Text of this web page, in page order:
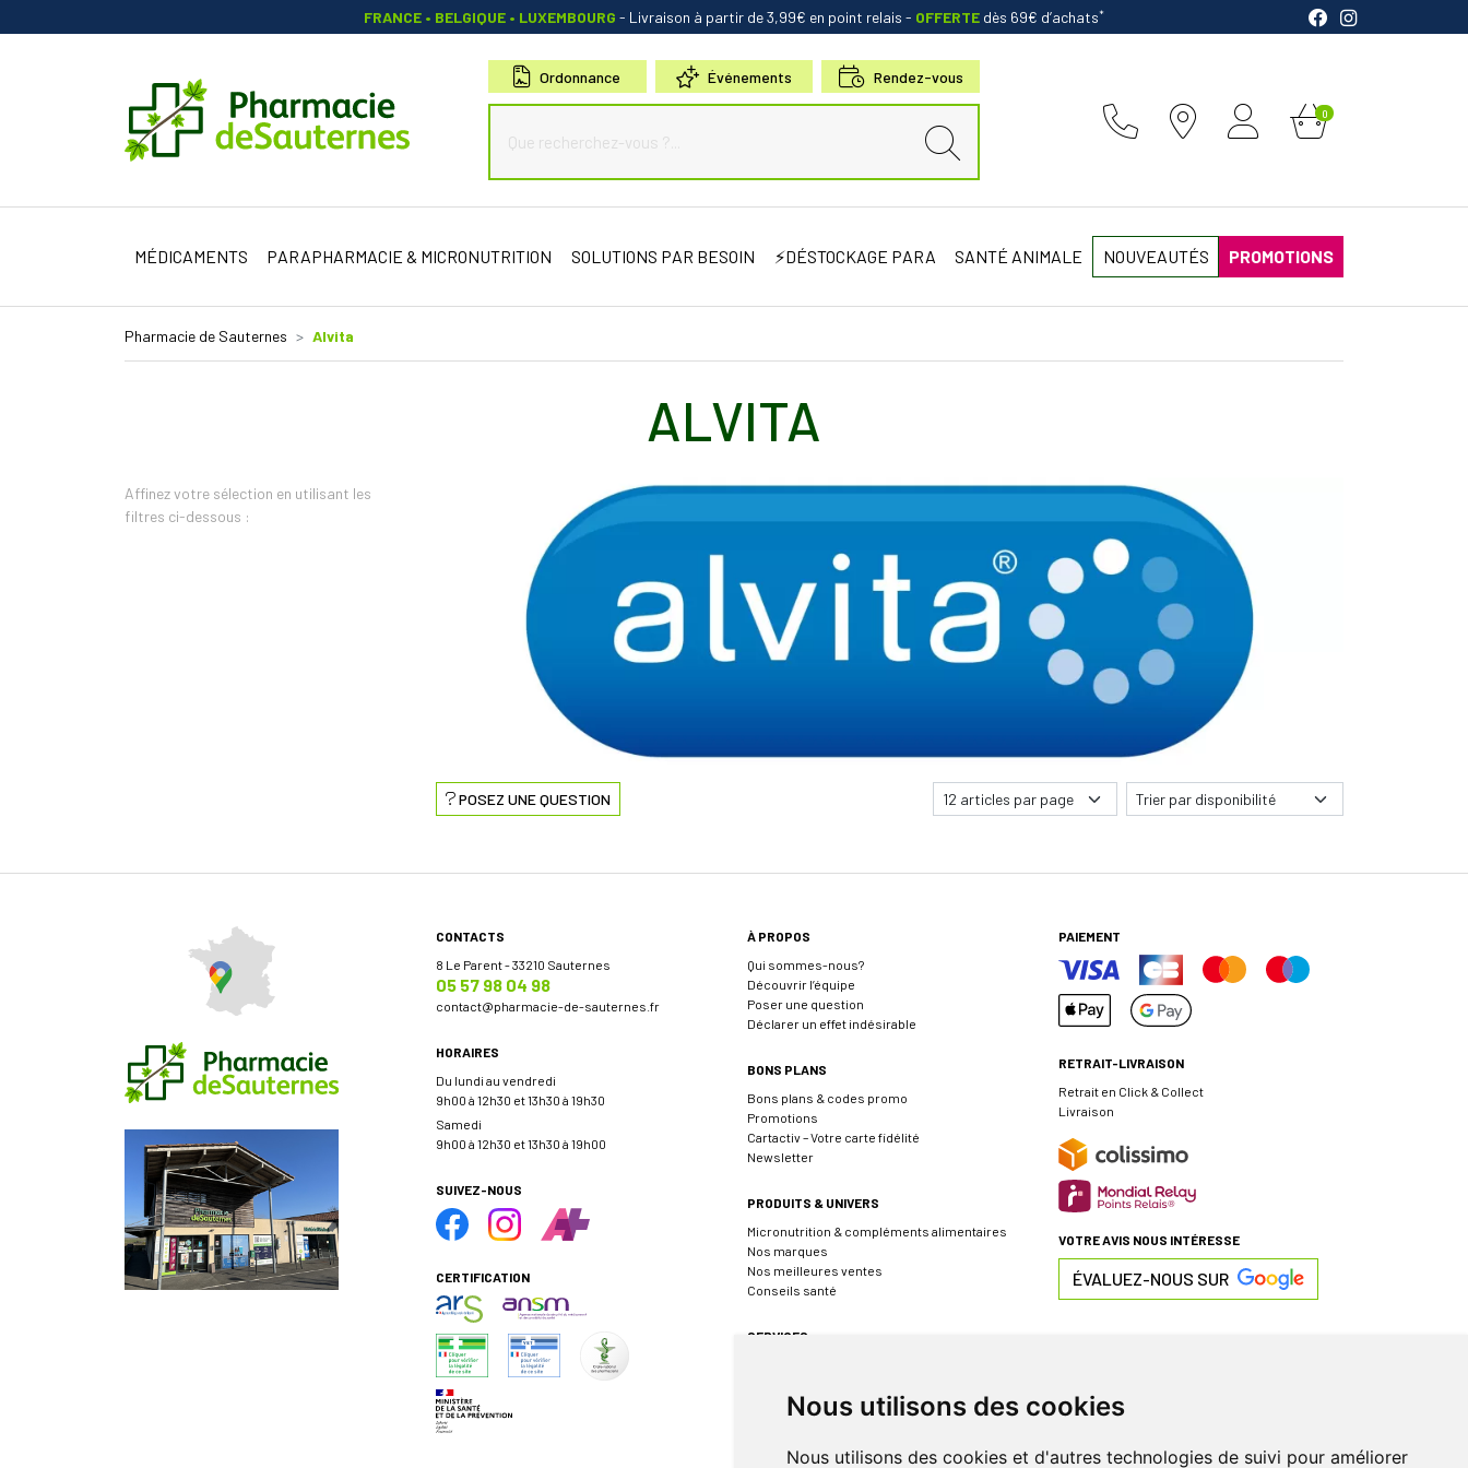
Nous utilisons des cookies
Nous utilisons des cookies et d'autres technologies de suivi pour améliorer
FRANCE • BELGIQUE • LUXEMBOURG - Livraison à partir de 3,99€ en point relais - OFFERTE dès 69€ d’achats*
Pharmacie de Sauternes Votre pharmacie en ligne à votre service
Ordonnance Événements Rendez-vous
0
MÉDICAMENTS PARAPHARMACIE & MICRONUTRITION SOLUTIONS PAR BESOIN ⚡DÉSTOCKAGE PARA SANTÉ ANIMALE NOUVEAUTÉS PROMOTIONS
Pharmacie de Sauternes Alvita
ALVITA
POSEZ UNE QUESTION
Affinez votre sélection en utilisant les
filtres ci-dessous :
CONTACTS
8 Le Parent - 33210 Sauternes
05 57 98 04 98
contact@pharmacie-de-sauternes.fr
HORAIRES
Du lundi au vendredi
9h00 à 12h30 et 13h30 à 19h30
Samedi
9h00 à 12h30 et 13h30 à 19h00
SUIVEZ-NOUS
CERTIFICATION
À PROPOS
Qui sommes-nous?
Découvrir l’équipe
Poser une question
Déclarer un effet indésirable
BONS PLANS
Bons plans & codes promo
Promotions
Cartactiv – Votre carte fidélité
Newsletter
PRODUITS & UNIVERS
Micronutrition & compléments alimentaires
Nos marques
Nos meilleures ventes
Conseils santé
SERVICES
Événements
PAIEMENT
RETRAIT-LIVRAISON
Retrait en Click & Collect
Livraison
VOTRE AVIS NOUS INTÉRESSE
ÉVALUEZ-NOUS SUR